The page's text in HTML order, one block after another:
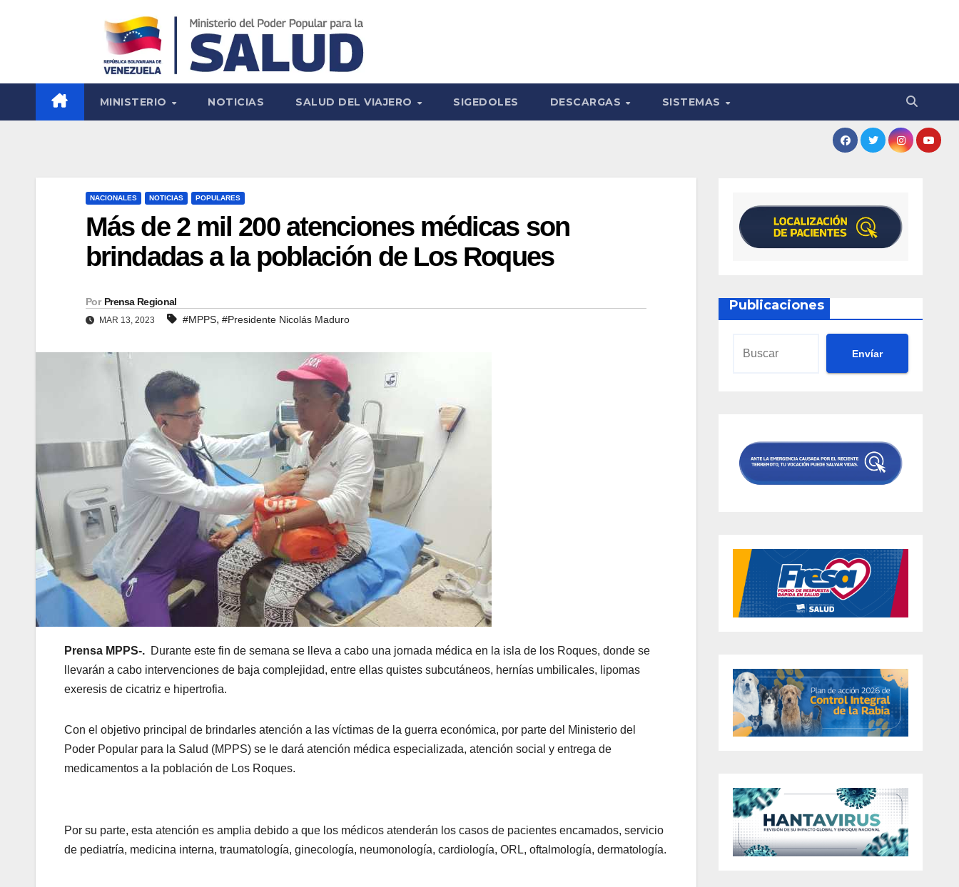
MINISTERIO NOTICIAS SALUD DEL VIAJERO SIGEDOLES DESCARGAS SISTEMAS
NACIONALES NOTICIAS POPULARES
Más de 2 mil 200 atenciones médicas son
brindadas a la población de Los Roques
Por Prensa Regional
MAR 13, 2023 #MPPS, #Presidente Nicolás Maduro
Prensa MPPS-. Durante este fin de semana se lleva a cabo una jornada médica en la isla de los Roques, donde se
llevarán a cabo intervenciones de baja complejidad, entre ellas quistes subcutáneos, hernías umbilicales, lipomas
exeresis de cicatriz e hipertrofia.
Con el objetivo principal de brindarles atención a las víctimas de la guerra económica, por parte del Ministerio del
Poder Popular para la Salud (MPPS) se le dará atención médica especializada, atención social y entrega de
medicamentos a la población de Los Roques.
Por su parte, esta atención es amplia debido a que los médicos atenderán los casos de pacientes encamados, servicio
de pediatría, medicina interna, traumatología, ginecología, neumonología, cardiología, ORL, oftalmología, dermatología.
Publicaciones
Envíar